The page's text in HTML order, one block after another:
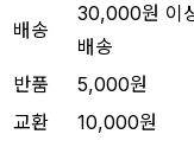
배송
30,000원 이
배송
반품
5,000원
교환
10,000원